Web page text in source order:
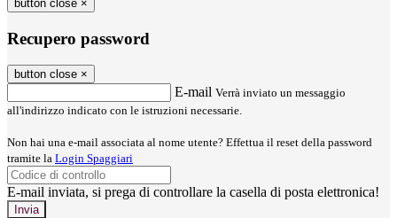
button close ×
Recupero password
button close ×
E-mail Verrà inviato un messaggio
all'indirizzo indicato con le istruzioni necessarie.
Non hai una e-mail associata al nome utente? Effettua il reset della password
tramite la Login Spaggiari
E-mail inviata, si prega di controllare la casella di posta elettronica!